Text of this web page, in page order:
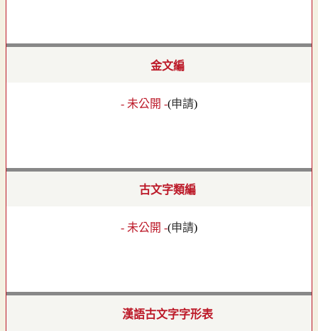
金文編
- 未公開 -(申請)
古文字類編
- 未公開 -(申請)
漢語古文字字形表